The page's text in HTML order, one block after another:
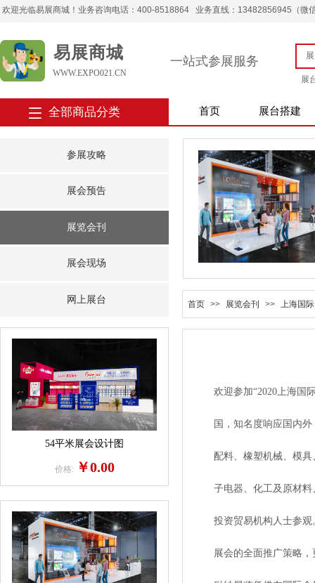
欢迎光临易展商城！业务咨询电话：400-8518864 业务直线：13482856945（微
WWW.EXPO021.CN
易展商城 一站式参展服务
展
首页 展台搭建
全部商品分类
参展攻略
展会预告
展览会刊
展会现场
网上展台 首页 >> 展览会刊 >> 上海国
54平米展会设计图
价格: ￥0.00
欢迎参加“2020上海国际
国，知名度响应国内外，
配料、橡塑机械、模具、
子电器、化工及原材料、
投资贸易机构人士参观。
展会的全面推广策略，更